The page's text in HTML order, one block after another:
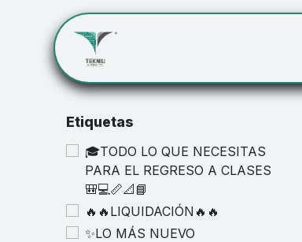
Etiquetas
🎓TODO LO QUE NECESITAS
PARA EL REGRESO A CLASES
🎒💻📏📐📘
🔥🔥LIQUIDACIÓN🔥🔥
✨LO MÁS NUEVO